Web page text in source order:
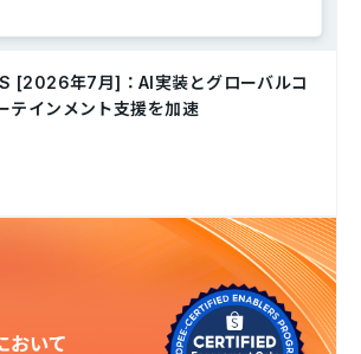
[2026年7月]：AI実装とグローバルコ
テインメント支援を加速